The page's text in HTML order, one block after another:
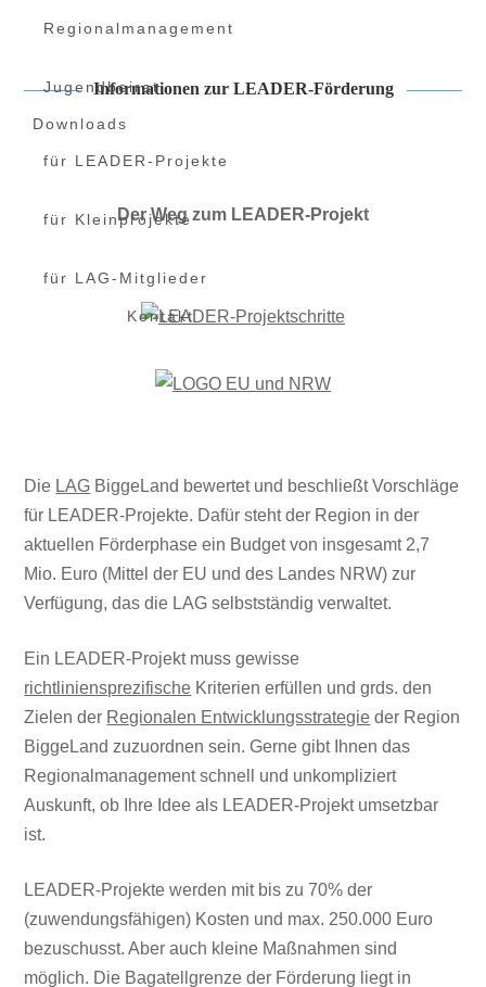
Regionalmanagement
Jugendbeirat
Downloads
für LEADER-Projekte
für Kleinprojekte
für LAG-Mitglieder
Kontakt
Informationen zur LEADER-Förderung
Der Weg zum LEADER-Projekt
Die LAG BiggeLand bewertet und beschließt Vorschläge
für LEADER-Projekte. Dafür steht der Region in der
aktuellen Förderphase ein Budget von insgesamt 2,7
Mio. Euro (Mittel der EU und des Landes NRW) zur
Verfügung, das die LAG selbstständig verwaltet.
Ein LEADER-Projekt muss gewisse
richtliniensprezifische Kriterien erfüllen und grds. den
Zielen der Regionalen Entwicklungsstrategie der Region
BiggeLand zuzuordnen sein. Gerne gibt Ihnen das
Regionalmanagement schnell und unkompliziert
Auskunft, ob Ihre Idee als LEADER-Projekt umsetzbar
ist.
LEADER-Projekte werden mit bis zu 70% der
(zuwendungsfähigen) Kosten und max. 250.000 Euro
bezuschusst. Aber auch kleine Maßnahmen sind
möglich. Die Bagatellgrenze der Förderung liegt in